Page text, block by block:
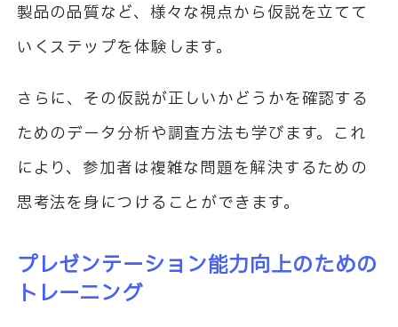
製品の品質など、様々な視点から仮説を立てて
いくステップを体験します。
さらに、その仮説が正しいかどうかを確認する
ためのデータ分析や調査方法も学びます。これ
により、参加者は複雑な問題を解決するための
思考法を身につけることができます。
プレゼンテーション能力向上のための
トレーニング